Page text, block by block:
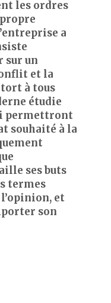
les ordres
a
sur un
et la
à tous
étudie
permettront
souhaité à la
ses buts
termes
et
son